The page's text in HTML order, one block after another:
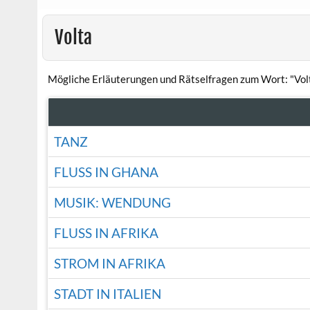
Volta
Mögliche Erläuterungen und Rätselfragen zum Wort:
TANZ
FLUSS IN GHANA
MUSIK: WENDUNG
FLUSS IN AFRIKA
STROM IN AFRIKA
STADT IN ITALIEN